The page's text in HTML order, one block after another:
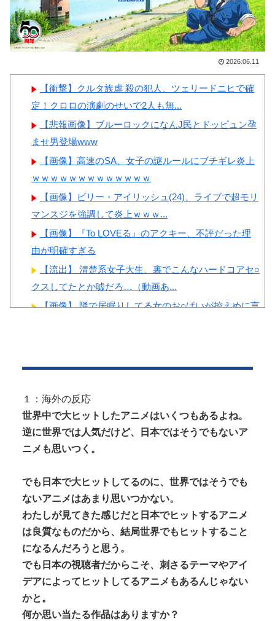
エッ画像♪
海外「日本よ、お前がナンバ
ーワンだ」 熊本地震直後の日
撃
【画像】顔100点、体30点の
女ｗｗｗ
Powered by livedoor 相互RSS
落で失ったとんでもない規模の
国民年金の金額がこちら…」
→「韓国の未来が…（ﾌﾞﾙﾌﾞ
ﾙ」＝韓国の反応
韓国人「日本には韓国みたい
なドラッグストアがないので韓
国が羨ましくて羨ましくて仕方
がないんだそうです」
韓国からパクっているものがこ
ちら…」→「これは言い訳でき
ないｗｗ」＝韓国の反応
韓国人「日本が東アジア地域
で最も高い結婚率と出生率を維
撃！」→「これが日本の若者た
ちの生活スタイル‥」
2026.06.11
【衝撃】クルタ族虐 殺の犯人、ツェリードニヒで確
定！クロロの演劇のせいで2人も無...
【悲報画像】ブルーロックになんJ民とドッピュン孕
ませ男登場www
【画像】高速のSA、女子の謎ルールにブチギレ炎上
ｗｗｗｗｗｗｗｗｗｗｗｗｗ
【画像】ビリー・アイリッシュ(24)、ライブで超モリ
マンスジを強調して炎上ｗｗｗ...
【画像】『To LOVEる』のアクキー、不評だった理
由が明確すぎる
【流出】 清楚系女子大生、裏でこんなハードコアセ○
クスしてたとか嘘だろ…（動画あ...
【画像】 隣で居眠りしてる女のお○ぱいが控えめに言
デルに依頼したら○○○が凄すぎた...
（ ´_ゝ`）中道幹事長、食料品消費税2年間1%の閣議
決定を批判 → 記者「中道...
Powered by livedoor 相互RSS
１：海外の反応
世界中で大ヒットしたアニメはいくつもあるよね。
逆に世界では人気だけど、日本ではそうでもないア
ニメも思いつく。
でも日本で大ヒットしてるのに、世界ではそうでも
ないアニメはあまり思いつかない。
わたしが見てきた感じだと日本でヒットするアニメ
は良質なものだから、結局世界でもヒットすること
になるんだろうと思う。
でも日本の視聴者だからこそ、刺さるテーマやアイ
デアによってヒットしてるアニメもあるんじゃない
かと。
何か思い当たる作品はありますか？